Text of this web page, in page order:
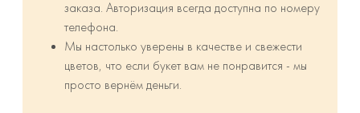
заказа. Авторизация всегда доступна по номеру
телефона.
Мы настолько уверены в качестве и свежести
цветов, что если букет вам не понравится - мы
просто вернём деньги.